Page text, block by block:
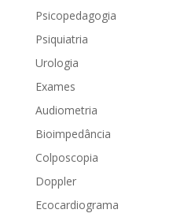
Psicopedagogia
Psiquiatria
Urologia
Exames
Audiometria
Bioimpedância
Colposcopia
Doppler
Ecocardiograma